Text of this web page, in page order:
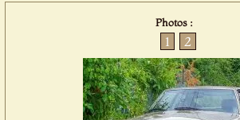
Photos :
1 2